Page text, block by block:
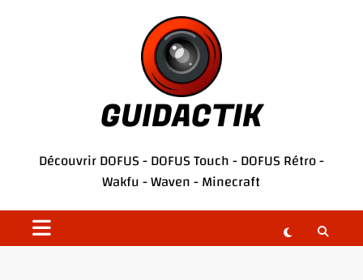
GUIDACTIK
DécouvrirDOFUS-DOFUS Touch-DOFUS Rétro-
Wakfu-Waven-Minecraft